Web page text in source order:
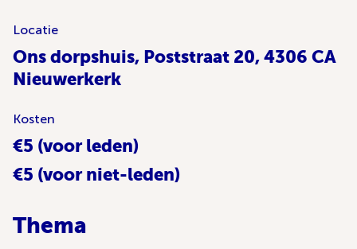
Locatie
Ons dorpshuis, Poststraat 20, 4306 CA
Nieuwerkerk
Kosten
€5 (voor leden)
€5 (voor niet-leden)
Thema